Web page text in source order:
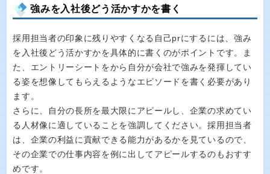
強みを入社後どう活かすかを書く
採用担当者の印象に残りやすくなる自己prにするには、強み
を入社後どう活かすかを具体的に書くのがポイントです。ま
た、エントリーシートをから自分が会社で強みを発揮してい
る姿を想像してもらえるようなエピソードを書く必要があり
ます。
さらに、自分の長所を最大限にアピールし、企業の求めてい
る人材像に適していることを強調してください。採用担当者
は、企業の利益に貢献できる能力があるかを見ているので、
その企業での仕事内容を例に出してアピールするのもおすす
めです。